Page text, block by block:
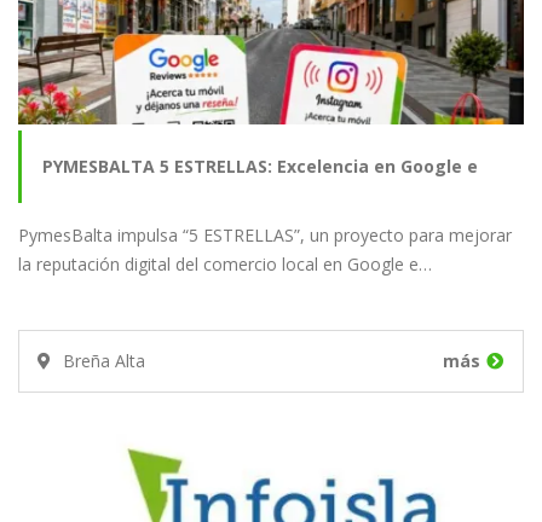
PYMESBALTA 5 ESTRELLAS: Excelencia en Google e
Instagram
PymesBalta impulsa “5 ESTRELLAS”, un proyecto para mejorar
la reputación digital del comercio local en Google e…
Breña Alta más